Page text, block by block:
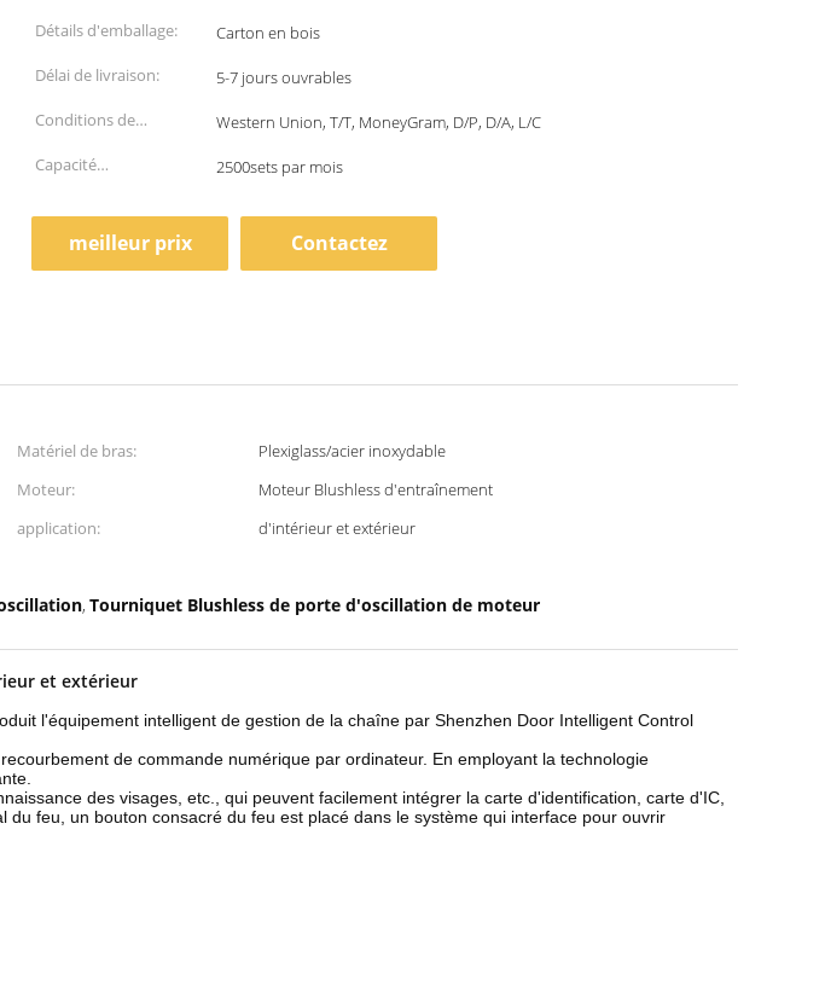
Détails d'emballage:
Carton en bois
Délai de livraison:
5-7 jours ouvrables
Conditions de
paiement:
Western Union, T/T, MoneyGram, D/P, D/A, L/C
Capacité
2500sets par mois
meilleur prix Contactez
Matériel de bras:
Plexiglass/acier inoxydable
Moteur:
Moteur Blushless d'entraînement
application:
d'intérieur et extérieur
, Tourniquet Blushless de porte d'oscillation de moteur
et extérieur
l'équipement intelligent de gestion de la chaîne par Shenzhen Door Intelligent Control
de commande numérique par ordinateur. En employant la technologie
des visages, etc., qui peuvent facilement intégrer la carte d'identification, carte d'IC,
feu, un bouton consacré du feu est placé dans le système qui interface pour ouvrir